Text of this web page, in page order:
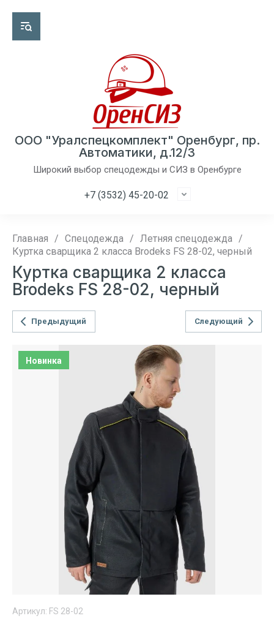
ООО "Уралспецкомплект" Оренбург, пр.
Автоматики, д.12/3
Широкий выбор спецодежды и СИЗ в Оренбурге
+7 (3532) 45-20-02
Главная / Спецодежда / Летняя спецодежда /
Куртка сварщика 2 класса Brodeks FS 28-02, черный
Куртка сварщика 2 класса
Brodeks FS 28-02, черный
Предыдущий Следующий
Новинка
Артикул: FS 28-02